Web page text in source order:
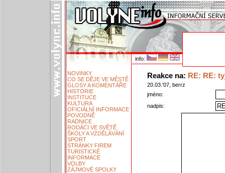
info:
NOVINKY
CO SE DĚJE VE MĚSTĚ
GLOSY A KOMENTÁŘE
HISTORIE
INSTITUCE
KULTURA
OFICIÁLNÍ INFORMACE
POVODNĚ
RADNICE
RODÁCI VE SVĚTĚ
ŠKOLY A VZDĚLÁVÁNÍ
SPORT
STRÁNKY FIREM
TURISTICKÉ
INFORMACE
VOLBY
ZÁJMOVÉ SPOLKY
Reakce na: RE: RE:
20.03.'07, berrz
jméno:
nadpis: